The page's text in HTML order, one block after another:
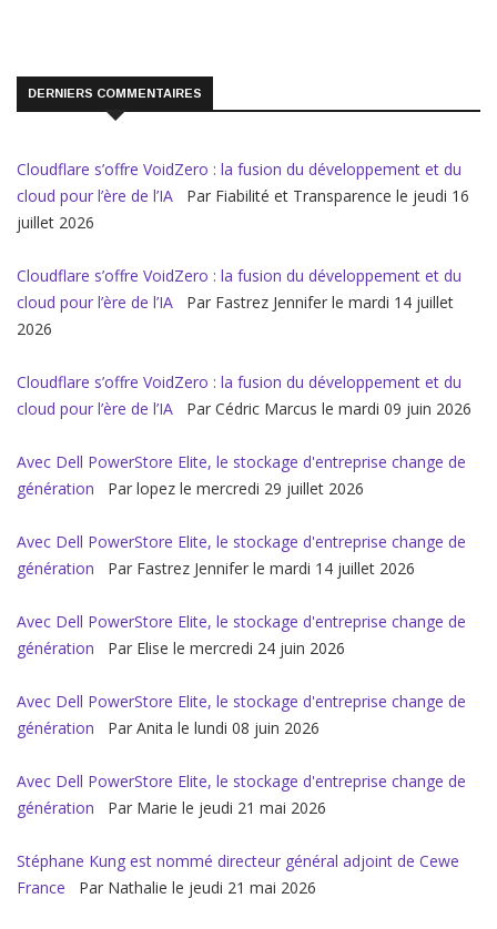
DERNIERS COMMENTAIRES
Cloudflare s’offre VoidZero : la fusion du développement et du
cloud pour l’ère de l’IA
Par Fiabilité et Transparence le jeudi 16
juillet 2026
Cloudflare s’offre VoidZero : la fusion du développement et du
cloud pour l’ère de l’IA
Par Fastrez Jennifer le mardi 14 juillet
2026
Cloudflare s’offre VoidZero : la fusion du développement et du
cloud pour l’ère de l’IA
Par Cédric Marcus le mardi 09 juin 2026
Avec Dell PowerStore Elite, le stockage d'entreprise change de
génération
Par lopez le mercredi 29 juillet 2026
Avec Dell PowerStore Elite, le stockage d'entreprise change de
génération
Par Fastrez Jennifer le mardi 14 juillet 2026
Avec Dell PowerStore Elite, le stockage d'entreprise change de
génération
Par Elise le mercredi 24 juin 2026
Avec Dell PowerStore Elite, le stockage d'entreprise change de
génération
Par Anita le lundi 08 juin 2026
Avec Dell PowerStore Elite, le stockage d'entreprise change de
génération
Par Marie le jeudi 21 mai 2026
Stéphane Kung est nommé directeur général adjoint de Cewe
France
Par Nathalie le jeudi 21 mai 2026